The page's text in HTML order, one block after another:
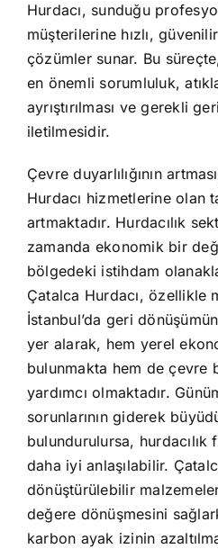
Hurdacı, sunduğu
müşterilerine hızlı,
çözümler sunar. Bu süreçte,
en önemli sorumluluk,
ayrıştırılması ve gerekli
iletilmesidir.
Çevre duyarlılığının
Hurdacı hizmetlerine olan
artmaktadır. Hurdacılık
zamanda ekonomik bir
bölgedeki istihdam
Çatalca Hurdacı, özellikle
İstanbul’da geri
yer alarak, hem yerel
bulunmakta hem de çevre
yardımcı olmaktadır.
sorunlarının giderek
bulundurulursa,
daha iyi anlaşılabilir.
dönüştürülebilir
değere dönüşmesini
karbon ayak izinin